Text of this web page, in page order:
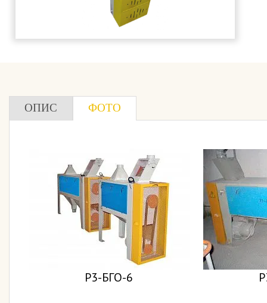
ОПИС ФОТО
Р3-БГО-6